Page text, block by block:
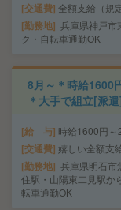
交通費 全額支給（規
勤務地 兵庫県神戸市
ク・自転車通勤OK
8月～＊時給1600
＊大手で組立[派
給 与 時給1600円～
交通費 嬉しい全額支
勤務地 兵庫県明石市
住駅・山陽東二見駅か
転車通勤OK